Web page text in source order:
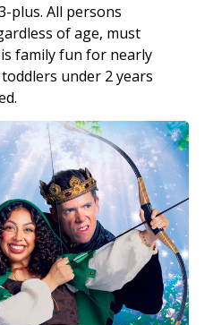
plus. All persons
of age, must
family fun for nearly
under 2 years